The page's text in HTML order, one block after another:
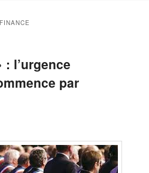
FINANCE
l’urgence
par